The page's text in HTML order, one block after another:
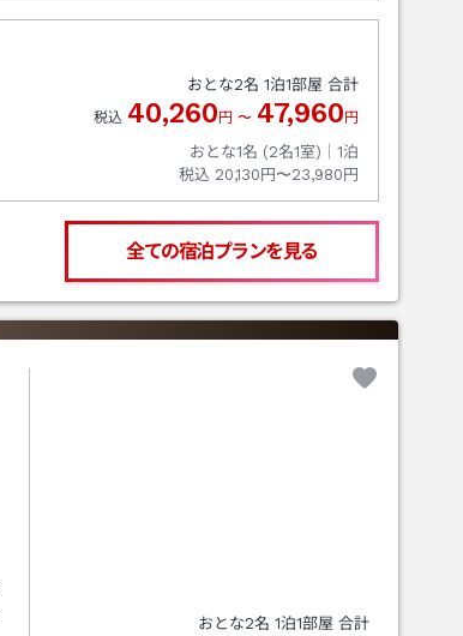
おとな2名 1泊1部屋 合計
税込 40,260 円 〜 47,960 円
おとな1名 (2名1室)｜ 1泊
税込 20,130円〜23,980円
全ての宿泊プランを見る
おとな2名 1泊1部屋 合計